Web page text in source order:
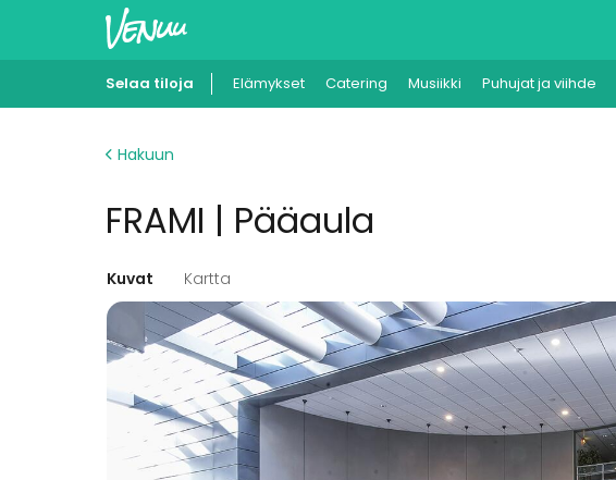
Selaa tiloja Elämykset Catering Musiikki Puhujat ja viihde
Hakuun
FRAMI | Pääaula
Kuvat Kartta